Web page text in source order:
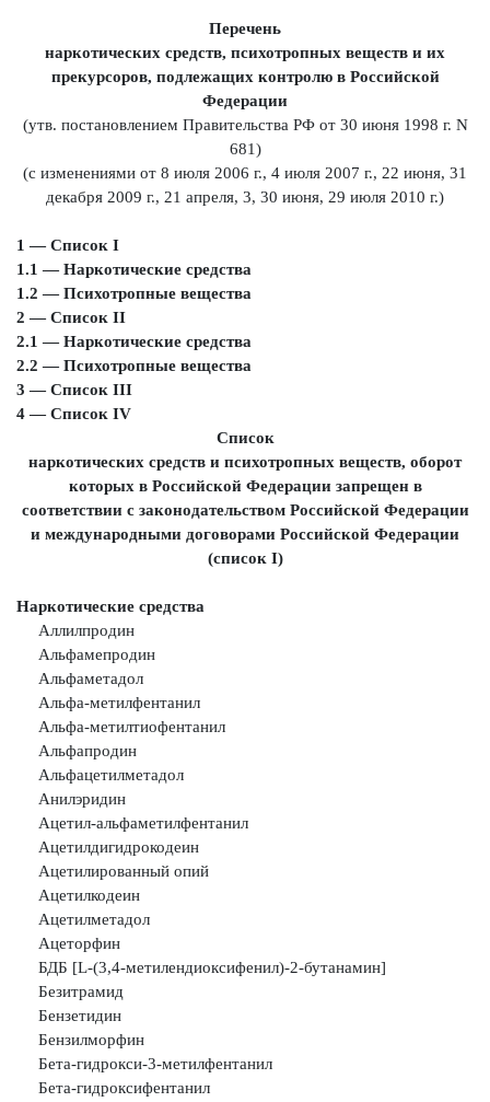
Перечень
наркотических средств, психотропных веществ и их
прекурсоров, подлежащих контролю в Российской
Федерации
(утв. постановлением Правительства РФ от 30 июня 1998 г. N
681)
(с изменениями от 8 июля 2006 г., 4 июля 2007 г., 22 июня, 31
декабря 2009 г., 21 апреля, 3, 30 июня, 29 июля 2010 г.)
1 — Список I
1.1 — Наркотические средства
1.2 — Психотропные вещества
2 — Список II
2.1 — Наркотические средства
2.2 — Психотропные вещества
3 — Список III
4 — Список IV
Список
наркотических средств и психотропных веществ, оборот
которых в Российской Федерации запрещен в
соответствии с законодательством Российской Федерации
и международными договорами Российской Федерации
(список I)
Наркотические средства
Аллилпродин
Альфамепродин
Альфаметадол
Альфа-метилфентанил
Альфа-метилтиофентанил
Альфапродин
Альфацетилметадол
Анилэридин
Ацетил-альфаметилфентанил
Ацетилдигидрокодеин
Ацетилированный опий
Ацетилкодеин
Ацетилметадол
Ацеторфин
БДБ [L-(3,4-метилендиоксифенил)-2-бутанамин]
Безитрамид
Бензетидин
Бензилморфин
Бета-гидрокси-3-метилфентанил
Бета-гидроксифентанил